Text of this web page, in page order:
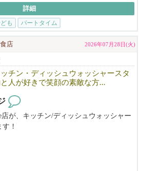
繋がりを持ちたい、日々にやりがいを
けない、未経験の方も歓迎します。
える日本人女性が、安心して働ける場
立ち上げた会社です。
いています。
詳細
も パートタイム
店 2026年07月28日(火)
チン・ディッシュウォッシャースタ
人が好きで笑顔の素敵な方...
が、キッチン/ディッシュウォッシャー
！